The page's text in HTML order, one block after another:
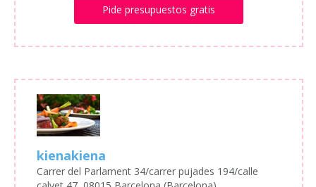
Pide presupuestos gratis
kienakiena
Carrer del Parlament 34/carrer pujades 194/calle